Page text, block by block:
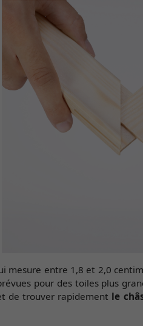
mesure entre 1,8 et 2,0
pour des toiles plus
de trouver rapidement le